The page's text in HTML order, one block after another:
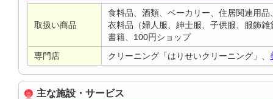
取扱い商品
食料品、酒類、ベーカリー、住居関連用
衣料品（婦人服、紳士服、子供服、服飾
書籍、100円ショップ
専門店
クリーニング「はりせいクリーニング」、
主な施設・サービス